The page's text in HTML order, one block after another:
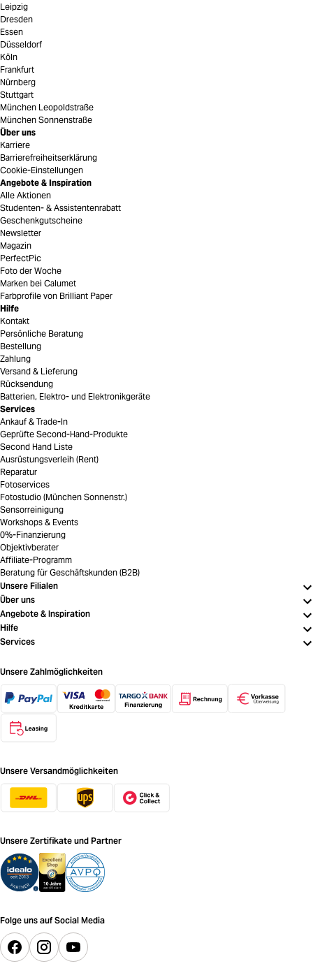
Leipzig
Dresden
Essen
Düsseldorf
Köln
Frankfurt
Nürnberg
Stuttgart
München Leopoldstraße
München Sonnenstraße
Über uns
Karriere
Barrierefreiheitserklärung
Cookie-Einstellungen
Angebote & Inspiration
Alle Aktionen
Studenten- & Assistentenrabatt
Geschenkgutscheine
Newsletter
Magazin
PerfectPic
Foto der Woche
Marken bei Calumet
Farbprofile von Brilliant Paper
Hilfe
Kontakt
Persönliche Beratung
Bestellung
Zahlung
Versand & Lieferung
Rücksendung
Batterien, Elektro- und Elektronikgeräte
Services
Ankauf & Trade-In
Geprüfte Second-Hand-Produkte
Second Hand Liste
Ausrüstungsverleih (Rent)
Reparatur
Fotoservices
Fotostudio (München Sonnenstr.)
Sensorreinigung
Workshops & Events
0%-Finanzierung
Objektivberater
Affiliate-Programm
Beratung für Geschäftskunden (B2B)
Unsere Filialen
Über uns
Angebote & Inspiration
Hilfe
Services
Unsere Zahlmöglichkeiten
Unsere Versandmöglichkeiten
Unsere Zertifikate und Partner
Folge uns auf Social Media